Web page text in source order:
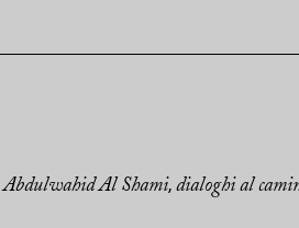
Abdulwahid Al Shami, dialoghi al